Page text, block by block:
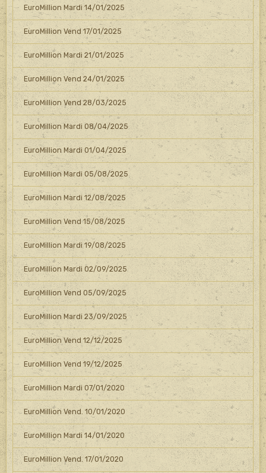
EuroMillion Mardi 14/01/2025
EuroMillion Vend 17/01/2025
EuroMillion Mardi 21/01/2025
EuroMillion Vend 24/01/2025
EuroMillion Vend 28/03/2025
EuroMillion Mardi 08/04/2025
EuroMillion Mardi 01/04/2025
EuroMillion Mardi 05/08/2025
EuroMillion Mardi 12/08/2025
EuroMillion Vend 15/08/2025
EuroMillion Mardi 19/08/2025
EuroMillion Mardi 02/09/2025
EuroMillion Vend 05/09/2025
EuroMillion Mardi 23/09/2025
EuroMillion Vend 12/12/2025
EuroMillion Vend 19/12/2025
EuroMillion Mardi 07/01/2020
EuroMillion Vend. 10/01/2020
EuroMillion Mardi 14/01/2020
EuroMillion Vend. 17/01/2020